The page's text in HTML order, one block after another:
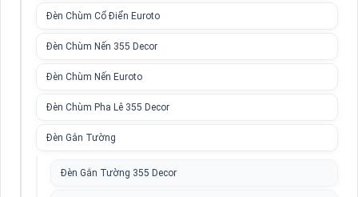
Đèn Chùm Cổ Điển Euroto
Đèn Chùm Nến 355 Decor
Đèn Chùm Nến Euroto
Đèn Chùm Pha Lê 355 Decor
Đèn Gắn Tường
Đèn Gắn Tường 355 Decor